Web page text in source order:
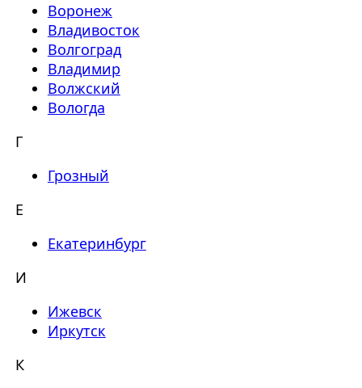
Воронеж
Владивосток
Волгоград
Владимир
Волжский
Вологда
Г
Грозный
Е
Екатеринбург
И
Ижевск
Иркутск
К